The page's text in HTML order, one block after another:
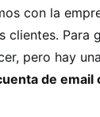
con la
clientes. Para
pero hay
de